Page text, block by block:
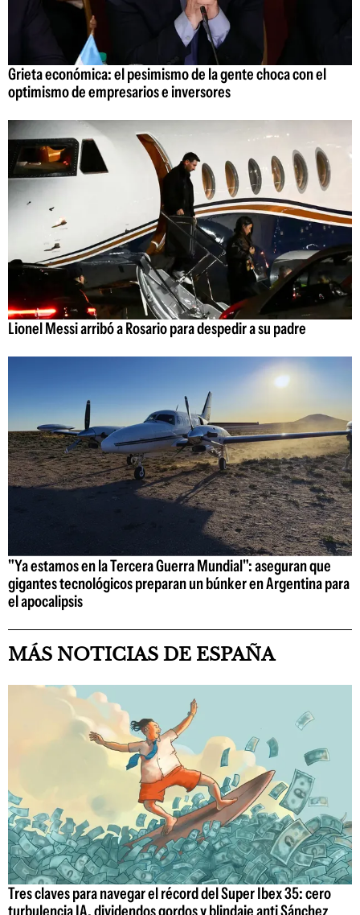
Grieta económica: el pesimismo de la gente choca con el
optimismo de empresarios e inversores
Lionel Messi arribó a Rosario para despedir a su padre
"Ya estamos en la Tercera Guerra Mundial": aseguran que
gigantes tecnológicos preparan un búnker en Argentina para
el apocalipsis
MÁS NOTICIAS DE ESPAÑA
Tres claves para navegar el récord del Super Ibex 35: cero
turbulencia IA, dividendos gordos y blindaje anti Sánchez